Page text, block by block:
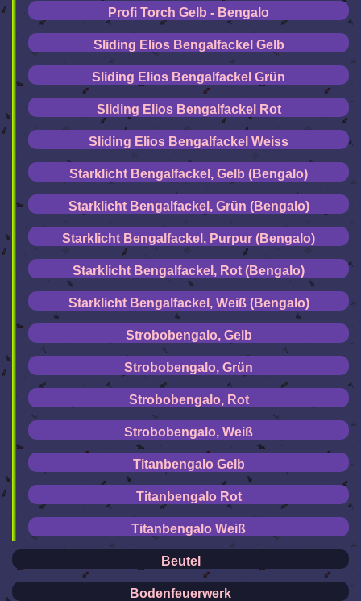
Profi Torch Gelb - Bengalo
Sliding Elios Bengalfackel Gelb
Sliding Elios Bengalfackel Grün
Sliding Elios Bengalfackel Rot
Sliding Elios Bengalfackel Weiss
Starklicht Bengalfackel, Gelb (Bengalo)
Starklicht Bengalfackel, Grün (Bengalo)
Starklicht Bengalfackel, Purpur (Bengalo)
Starklicht Bengalfackel, Rot (Bengalo)
Starklicht Bengalfackel, Weiß (Bengalo)
Strobobengalo, Gelb
Strobobengalo, Grün
Strobobengalo, Rot
Strobobengalo, Weiß
Titanbengalo Gelb
Titanbengalo Rot
Titanbengalo Weiß
Beutel
Bodenfeuerwerk